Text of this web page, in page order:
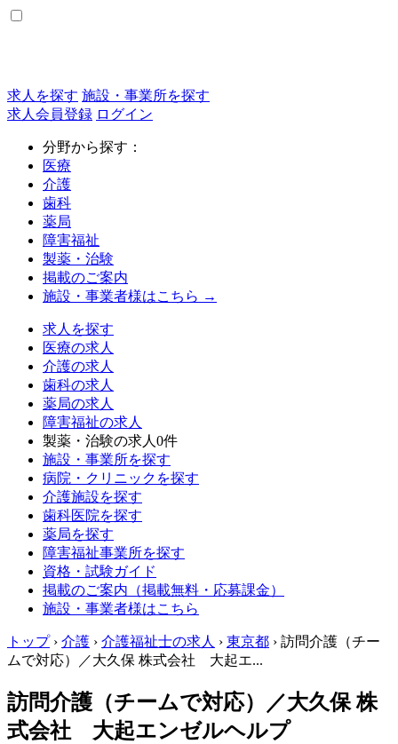
求人を探す 施設・事業所を探す
求人会員登録 ログイン
分野から探す：
医療
介護
歯科
薬局
障害福祉
製薬・治験
掲載のご案内
施設・事業者様はこちら →
求人を探す
医療の求人
介護の求人
歯科の求人
薬局の求人
障害福祉の求人
製薬・治験の求人 0件
施設・事業所を探す
病院・クリニックを探す
介護施設を探す
歯科医院を探す
薬局を探す
障害福祉事業所を探す
資格・試験ガイド
掲載のご案内（掲載無料・応募課金）
施設・事業者様はこちら
トップ › 介護 › 介護福祉士の求人 › 東京都 › 訪問介護（チー
ムで対応）／大久保 株式会社 大起エ...
訪問介護（チームで対応）／大久保 株
式会社 大起エンゼルヘルプ